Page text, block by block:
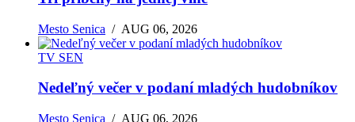
Mesto Senica /AUG 06, 2026
TV SEN
Nedeľný večer v podaní mladých hudobníkov
Mesto Senica /AUG 06, 2026